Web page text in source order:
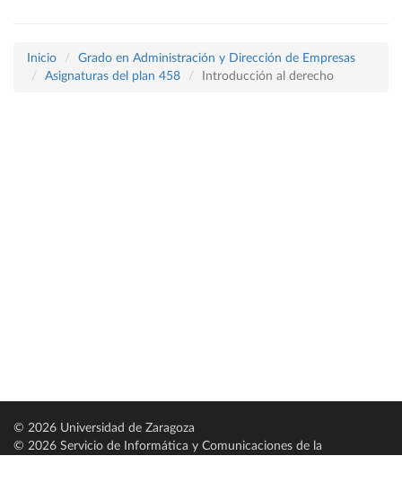
Inicio
Grado en Administración y Dirección de Empresas
Asignaturas del plan 458
Introducción al derecho
© 2026 Universidad de Zaragoza
© 2026 Servicio de Informática y Comunicaciones de la